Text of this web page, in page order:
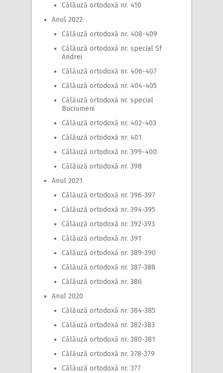
Călăuză ortodoxă nr. 410
Anul 2022
Călăuză ortodoxă nr. 408-409
Călăuză ortodoxă nr. special Sf
Andrei
Călăuză ortodoxă nr. 406-407
Călăuză ortodoxă nr. 404-405
Călăuză ortodoxă nr. special
Buciumeni
Călăuză ortodoxă nr. 402-403
Călăuză ortodoxă nr. 401
Călăuză ortodoxă nr. 399-400
Călăuză ortodoxă nr. 398
Anul 2021
Călăuză ortodoxă nr. 396-397
Călăuză ortodoxă nr. 394-395
Călăuză ortodoxă nr. 392-393
Călăuză ortodoxă nr. 391
Călăuză ortodoxă nr. 389-390
Călăuză ortodoxă nr. 387-388
Călăuză ortodoxă nr. 386
Anul 2020
Călăuză ortodoxă nr. 384-385
Călăuză ortodoxă nr. 382-383
Călăuză ortodoxă nr. 380-381
Călăuză ortodoxă nr. 378-379
Călăuză ortodoxă nr. 377